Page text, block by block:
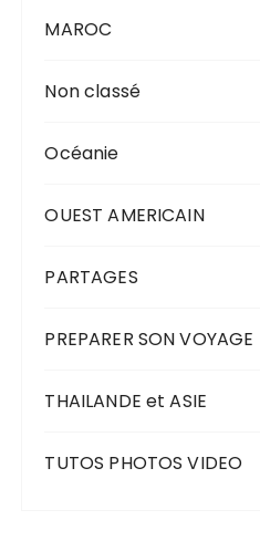
MAROC
Non classé
Océanie
OUEST AMERICAIN
PARTAGES
PREPARER SON VOYAGE
THAILANDE et ASIE
TUTOS PHOTOS VIDEO